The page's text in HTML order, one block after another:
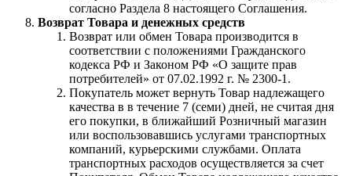
согласно Раздела 8 настоящего Соглашения.
Возврат Товара и денежных средств
Возврат или обмен Товара производится в
соответствии с положениями Гражданского
кодекса РФ и Законом РФ «О защите прав
потребителей» от 07.02.1992 г. № 2300-1.
Покупатель может вернуть Товар надлежащего
качества в в течение 7 (семи) дней, не считая дня
его покупки, в ближайший Розничный магазин
или воспользовавшись услугами транспортных
компаний, курьерскими службами. Оплата
транспортных расходов осуществляется за счет